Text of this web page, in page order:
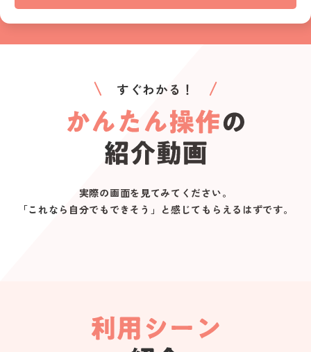
すぐわかる！
実際の画面を見てみてください。
「これなら自分でもできそう」と感じてもらえるはずです。